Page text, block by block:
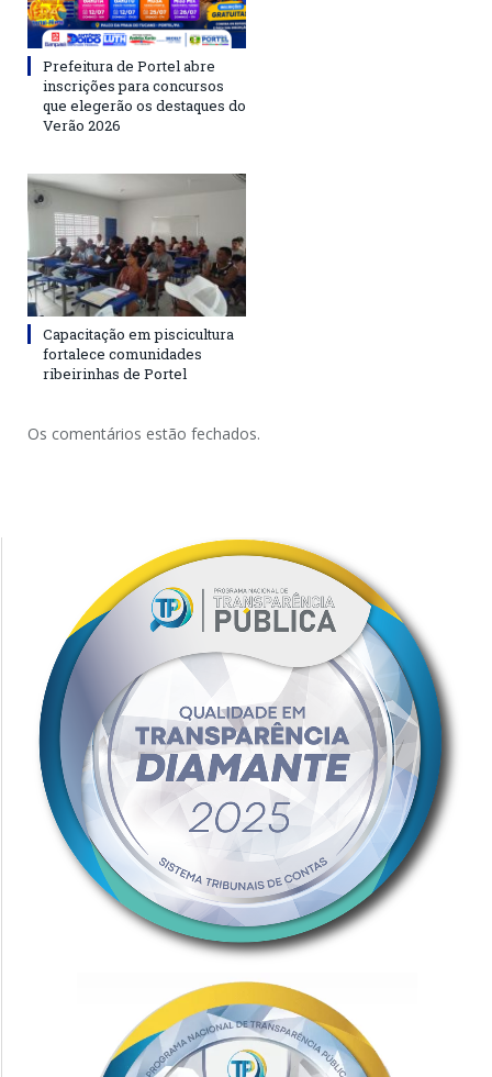
Prefeitura de Portel abre
inscrições para concursos
que elegerão os destaques do
Verão 2026
Capacitação em piscicultura
fortalece comunidades
ribeirinhas de Portel
Os comentários estão fechados.